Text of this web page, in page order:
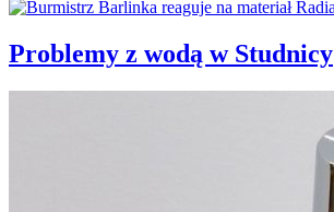
Problemy z wodą w Studnicy